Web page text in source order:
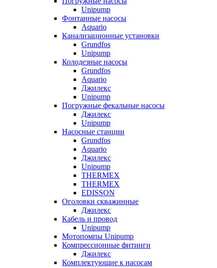
Unipump
Фонтанные насосы
Aquario
Канализационные установки
Grundfos
Unipump
Колодезные насосы
Grundfos
Aquario
Джилекс
Unipump
Погружные фекальные насосы
Джилекс
Unipump
Насосные станции
Grundfos
Aquario
Джилекс
Unipump
THERMEX
THERMEX
EDISSON
Оголовки скважинные
Джилекс
Кабель и провод
Unipump
Мотопомпы Unipump
Компрессионные фитинги
Джилекс
Комплектующие к насосам